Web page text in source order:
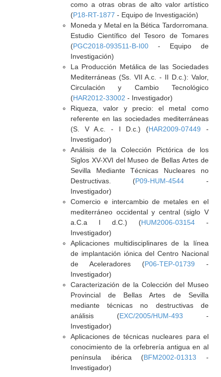
como a otras obras de alto valor artístico
(P18-RT-1877 - Equipo de Investigación)
Moneda y Metal en la Bética Tardorromana.
Estudio Científico del Tesoro de Tomares
(PGC2018-093511-B-I00- Equipo de
Investigación)
La Producción Metálica de las Sociedades
Mediterráneas (Ss. VII A.c. - II D.c.): Valor,
Circulación y Cambio Tecnológico
(HAR2012-33002 - Investigador)
Riqueza, valor y precio: el metal como
referente en las sociedades mediterráneas
(S. V A.c. - I D.c.) (HAR2009-07449 -
Investigador)
Análisis de la Colección Pictórica de los
Siglos XV-XVI del Museo de Bellas Artes de
Sevilla Mediante Técnicas Nucleares no
Destructivas. (P09-HUM-4544 -
Investigador)
Comercio e intercambio de metales en el
mediterráneo occidental y central (siglo V
a.C.a I d.C.) (HUM2006-03154-
Investigador)
Aplicaciones multidisciplinares de la línea
de implantación iónica del Centro Nacional
de Aceleradores (P06-TEP-01739 -
Investigador)
Caracterización de la Colección del Museo
Provincial de Bellas Artes de Sevilla
mediante técnicas no destructivas de
análisis (EXC/2005/HUM-493 -
Investigador)
Aplicaciones de técnicas nucleares para el
conocimiento de la orfebrería antigua en al
península ibérica (BFM2002-01313 -
Investigador)